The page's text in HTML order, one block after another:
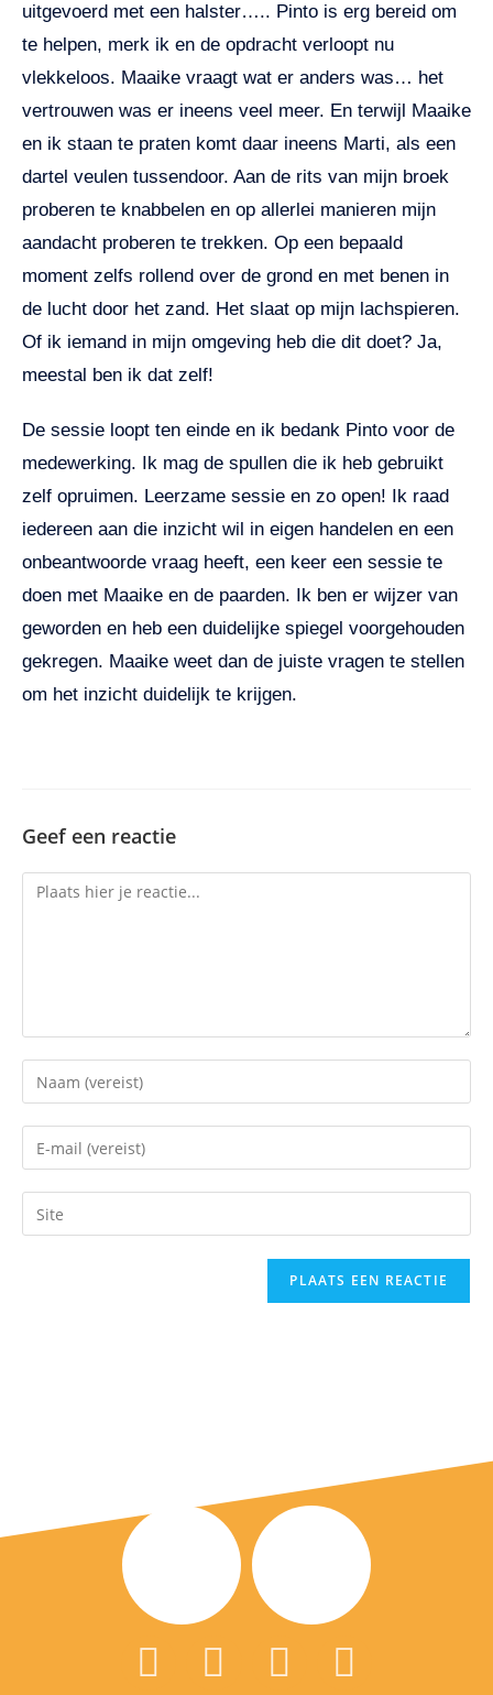
uitgevoerd met een halster….. Pinto is erg bereid om
te helpen, merk ik en de opdracht verloopt nu
vlekkeloos. Maaike vraagt wat er anders was… het
vertrouwen was er ineens veel meer. En terwijl Maaike
en ik staan te praten komt daar ineens Marti, als een
dartel veulen tussendoor. Aan de rits van mijn broek
proberen te knabbelen en op allerlei manieren mijn
aandacht proberen te trekken. Op een bepaald
moment zelfs rollend over de grond en met benen in
de lucht door het zand. Het slaat op mijn lachspieren.
Of ik iemand in mijn omgeving heb die dit doet? Ja,
meestal ben ik dat zelf!
De sessie loopt ten einde en ik bedank Pinto voor de
medewerking. Ik mag de spullen die ik heb gebruikt
zelf opruimen. Leerzame sessie en zo open! Ik raad
iedereen aan die inzicht wil in eigen handelen en een
onbeantwoorde vraag heeft, een keer een sessie te
doen met Maaike en de paarden. Ik ben er wijzer van
geworden en heb een duidelijke spiegel voorgehouden
gekregen. Maaike weet dan de juiste vragen te stellen
om het inzicht duidelijk te krijgen.
Geef een reactie